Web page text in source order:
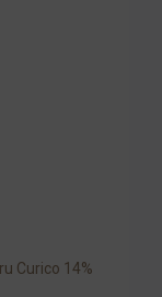
Curico 14%